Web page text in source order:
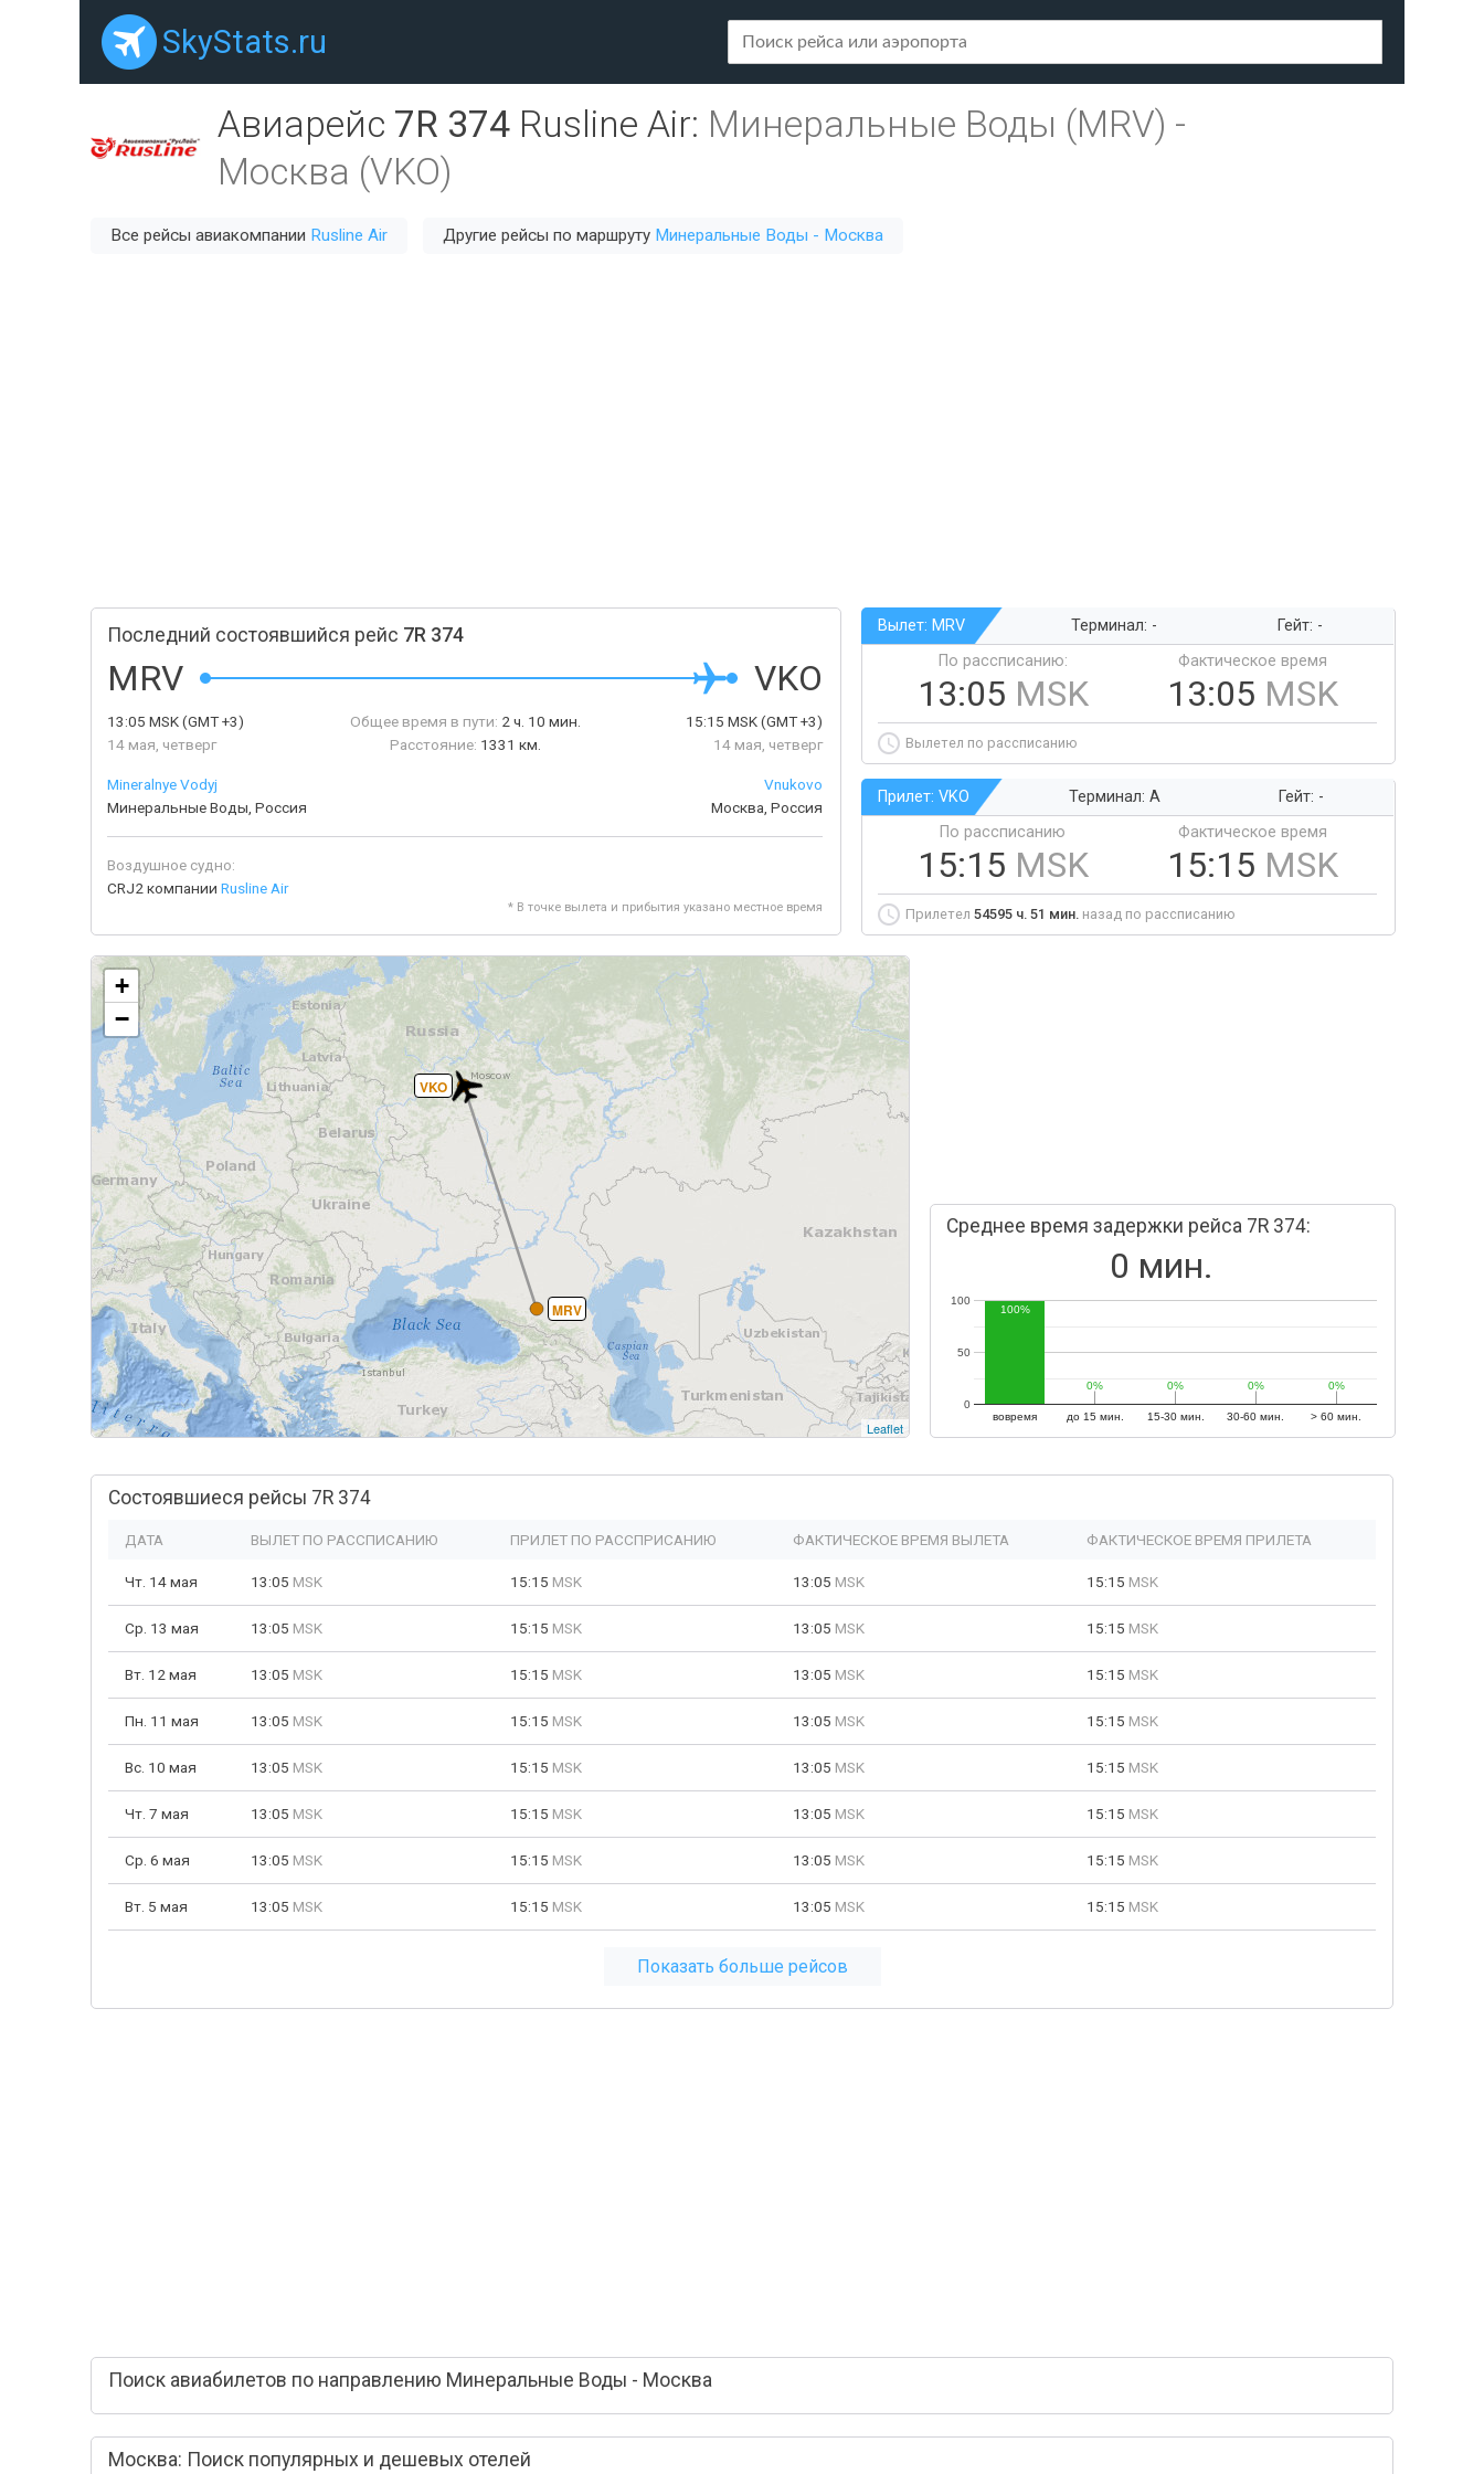
SkyStats.ru
Авиарейс 7R 374 Rusline Air: Минеральные Воды (MRV) -
Москва (VKO)
Все рейсы авиакомпании Rusline Air Другие рейсы по маршруту Минеральные Воды - Москва
Последний состоявшийся рейс 7R 374
MRV VKO
13:05 MSK(GMT +3)
14 мая, четверг
Общее время в пути: 2 ч. 10 мин.
Расстояние: 1331 км.
15:15MSK(GMT +3)
14 мая, четверг
Mineralnye Vodyj
Минеральные Воды, Россия
Vnukovo
Москва, Россия
Воздушное судно:
CRJ2 компании Rusline Air
* В точке вылета и прибытия указано местное время
Вылет: MRV Терминал: -
Гейт: -
По рассписанию:
13:05 MSK
Фактическое время
13:05 MSK
Вылетел по рассписанию
Прилет: VKO Терминал: A
Гейт: -
По рассписанию
15:15 MSK
Фактическое время
15:15 MSK
Прилетел 54595 ч. 51 мин. назад по рассписанию
MRV
VKO
+
−
Leaflet
Среднее время задержки рейса 7R 374:
0 мин.
вовремя до 15 мин. 15-30 мин. 30-60 мин. > 60 мин.
0
50
100
100%
0%
0% 0%
0% 0%
0% 0%
0%
Состоявшиеся рейсы 7R 374
ДАТА ВЫЛЕТ ПО РАССПИСАНИЮ ПРИЛЕТ ПО РАССПРИСАНИЮ ФАКТИЧЕСКОЕ ВРЕМЯ ВЫЛЕТА ФАКТИЧЕСКОЕ ВРЕМЯ ПРИЛЕТА
Чт. 14 мая 13:05 MSK 15:15 MSK 13:05 MSK 15:15 MSK
Ср. 13 мая 13:05 MSK 15:15 MSK 13:05 MSK 15:15 MSK
Вт. 12 мая 13:05 MSK 15:15 MSK 13:05 MSK 15:15 MSK
Пн. 11 мая 13:05 MSK 15:15 MSK 13:05 MSK 15:15 MSK
Вс. 10 мая 13:05 MSK 15:15 MSK 13:05 MSK 15:15 MSK
Чт. 7 мая 13:05 MSK 15:15 MSK 13:05 MSK 15:15 MSK
Ср. 6 мая 13:05 MSK 15:15 MSK 13:05 MSK 15:15 MSK
Вт. 5 мая 13:05 MSK 15:15 MSK 13:05 MSK 15:15 MSK
Показать больше рейсов
Поиск авиабилетов по направлению Минеральные Воды - Москва
Москва: Поиск популярных и дешевых отелей